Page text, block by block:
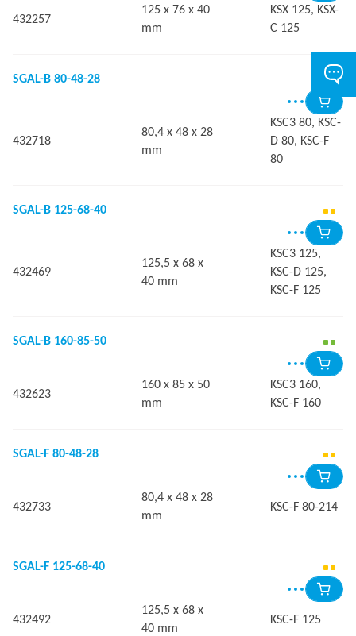
432257
125 x 76 x 40
mm
KSX 125, KSX-
C 125
SGAL-B 80-48-28
432718
80,4 x 48 x 28
mm
KSC3 80, KSC-
D 80, KSC-F
80
SGAL-B 125-68-40
432469
125,5 x 68 x
40 mm
KSC3 125,
KSC-D 125,
KSC-F 125
SGAL-B 160-85-50
432623
160 x 85 x 50
mm
KSC3 160,
KSC-F 160
SGAL-F 80-48-28
432733
80,4 x 48 x 28
mm
KSC-F 80-214
SGAL-F 125-68-40
432492
125,5 x 68 x
40 mm
KSC-F 125